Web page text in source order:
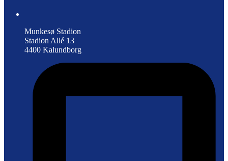
Munkesø Stadion
Stadion Allé 13
4400 Kalundborg